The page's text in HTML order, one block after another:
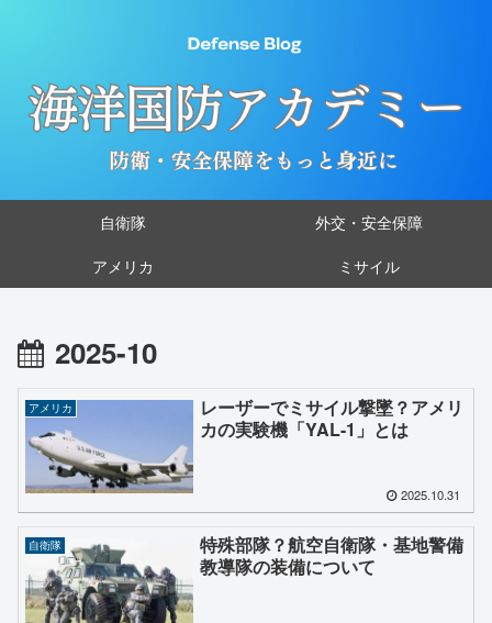
自衛隊
外交・安全保障
アメリカ
ミサイル
2025-10
アメリカ
レーザーでミサイル撃墜？アメリ
カの実験機「YAL-1」とは
2025.10.31
自衛隊
特殊部隊？航空自衛隊・基地警備
教導隊の装備について